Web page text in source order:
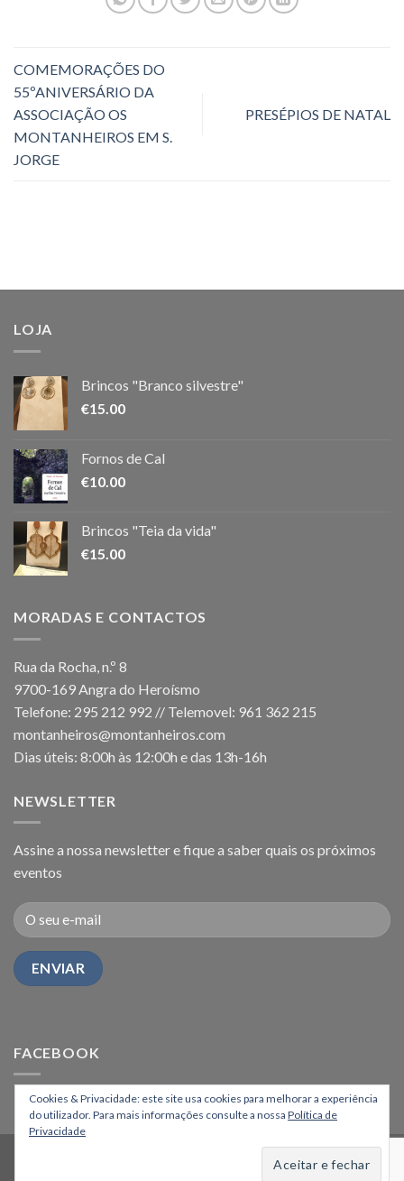
COMEMORAÇÕES DO
55ºANIVERSÁRIO DA
ASSOCIAÇÃO OS
MONTANHEIROS EM S.
JORGE
PRESÉPIOS DE NATAL
LOJA
Brincos "Branco silvestre"
€15.00
Fornos de Cal
€10.00
Brincos "Teia da vida"
€15.00
MORADAS E CONTACTOS
Rua da Rocha, n.º 8
9700-169 Angra do Heroísmo
Telefone: 295 212 992 // Telemovel: 961 362 215
montanheiros@montanheiros.com
Dias úteis: 8:00h às 12:00h e das 13h-16h
NEWSLETTER
Assine a nossa newsletter e fique a saber quais os próximos
eventos
FACEBOOK
Cookies & Privacidade: este site usa cookies para melhorar a experiência
do utilizador. Para mais informações consulte a nossa Política de
Privacidade